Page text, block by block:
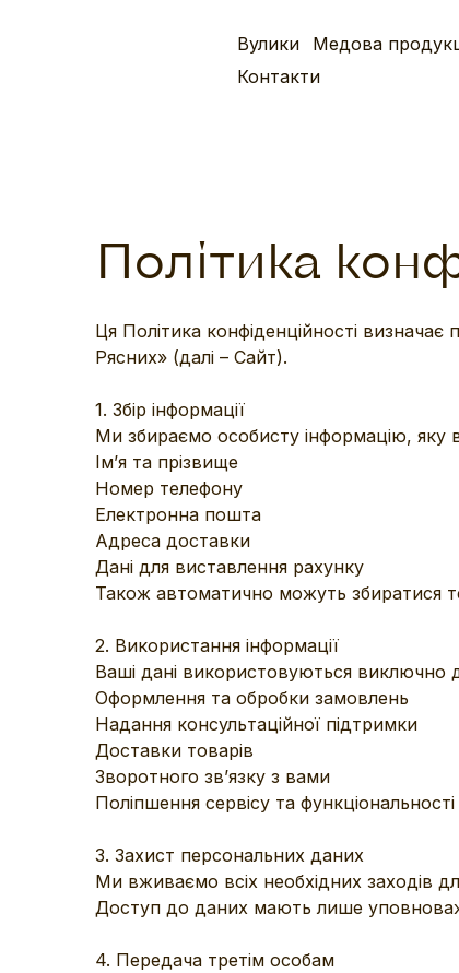
Вулики Медова
Контакти
Політика
Ця Політика конфіденційності
Рясних» (далі – Сайт).
1. Збір інформації
Ми збираємо особисту інформацію, яку
Ім’я та прізвище
Номер телефону
Електронна пошта
Адреса доставки
Дані для виставлення рахунку
Також автоматично можуть збиратися
2. Використання інформації
Ваші дані використовуються виключно
Оформлення та обробки замовлень
Надання консультаційної підтримки
Доставки товарів
Зворотного зв’язку з вами
Поліпшення сервісу та
3. Захист персональних даних
Ми вживаємо всіх необхідних заходів
Доступ до даних мають лише
4. Передача третім особам